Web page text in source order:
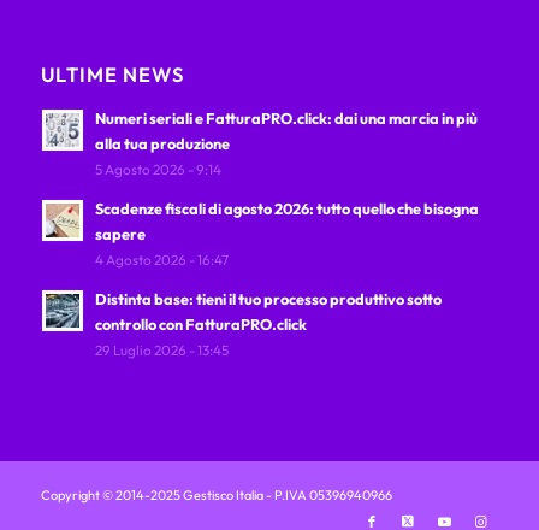
ULTIME NEWS
Numeri seriali e FatturaPRO.click: dai una marcia in più
alla tua produzione
5 Agosto 2026 - 9:14
Scadenze fiscali di agosto 2026: tutto quello che bisogna
sapere
4 Agosto 2026 - 16:47
Distinta base: tieni il tuo processo produttivo sotto
controllo con FatturaPRO.click
29 Luglio 2026 - 13:45
Copyright © 2014-2025 Gestisco Italia - P.IVA 05396940966